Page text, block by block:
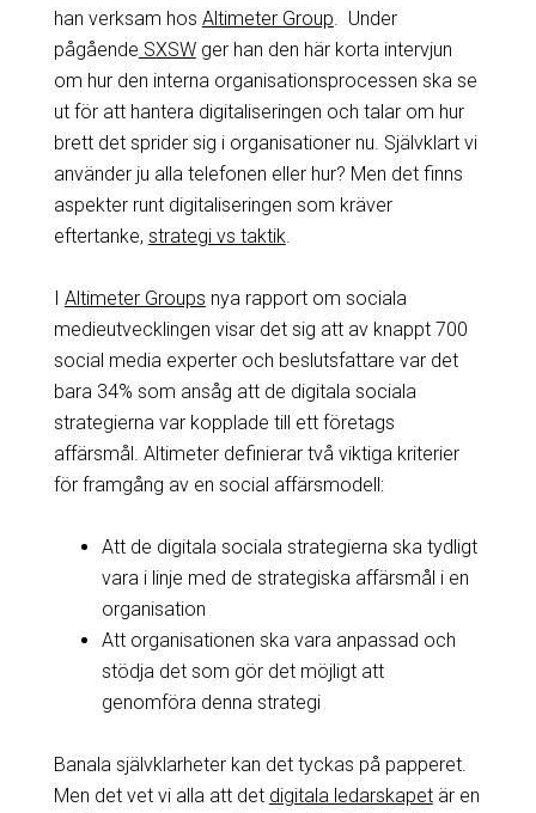
han verksam hos Altimeter Group . Under
pågående SXSWger han den här korta intervjun
om hur den interna organisationsprocessen ska se
ut för att hantera digitaliseringen och talar om hur
brett det sprider sig i organisationer nu. Självklart vi
använder ju alla telefonen eller hur? Men det finns
aspekter runt digitaliseringen som kräver
eftertanke, strategi vs taktik
I Altimeter Groups nya rapport om sociala
medieutvecklingen visar det sig att av knappt 700
social media experter och beslutsfattare var det
bara 34% som ansåg att de digitala sociala
strategierna var kopplade till ett företags
affärsmål. Altimeter definierar två viktiga kriterier
för framgång av en social affärsmodell:
Att de digitala sociala strategierna ska tydligt
vara i linje med de strategiska affärsmål i en
organisation
Att organisationen ska vara anpassad och
stödja det som gör det möjligt att
genomföra denna strategi
Banala självklarheter kan det tyckas på papperet.
Men det vet vi alla att det digitala ledarskapetär en